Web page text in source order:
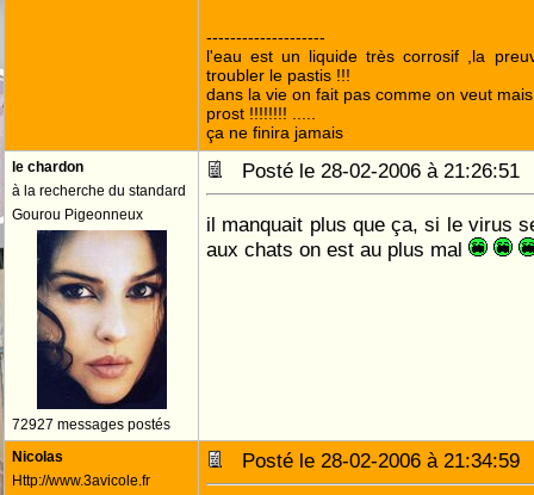
--------------------
l'eau est un liquide très corrosif ,la
troubler le pastis !!!
dans la vie on fait pas comme on veut
prost !!!!!!!! .....
ça ne finira jamais
le chardon
à la recherche du standard
Gourou Pigeonneux
72927 messages postés
Posté le 28-02-2006 à
il manquait plus que ça, si le virus
aux chats on est au plus mal
Nicolas
Http://www.3avicole.fr
Posté le 28-02-2006 à